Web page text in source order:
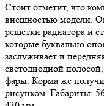
Стоит отметит, что
внешностью модели.
решетки радиатора и
которые буквально
заслуживает и
светодиодной
фары. Корма же
рисунком. Габариты: